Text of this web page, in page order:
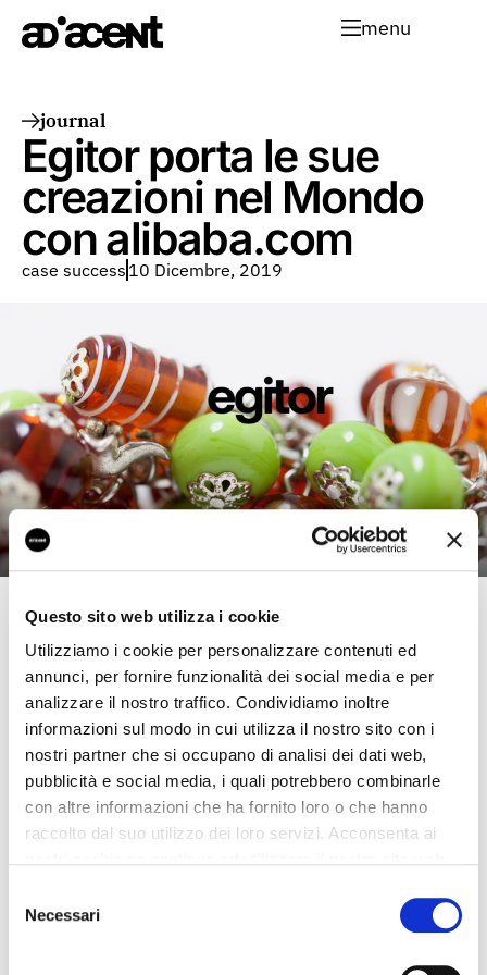
Questo sito web utilizza i cookie
Utilizziamo i cookie per personalizzare contenuti ed
annunci, per fornire funzionalità dei social media e per
analizzare il nostro traffico. Condividiamo inoltre
informazioni sul modo in cui utilizza il nostro sito con i
nostri partner che si occupano di analisi dei dati web,
pubblicità e social media, i quali potrebbero combinarle
con altre informazioni che ha fornito loro o che hanno
raccolto dal suo utilizzo dei loro servizi. Acconsenta ai
delNecessari
menu
journal
Egitor porta le sue
creazioni nel Mondo
con alibaba.com
case success 10 Dicembre, 2019
Importanti risultati per l’azienda che ha deciso di
affidarsi a Easy Export per dare visibilità ai propri
prodotti in vetro di Murano.
Il vetro di Murano, uno dei simboli del Made in
Italy, sbarca sull’e-commerce B2B più grande del
mondo.
Il vetro di murano lavorato a mano è il tesoro
prezioso che Egitor ha scelto di portare nel mondo
grazie ad Easy Export di UniCredit.
mercato all’estero, acquisendo nuovi contatti e
potenziali clienti. Adiacent experience by Var